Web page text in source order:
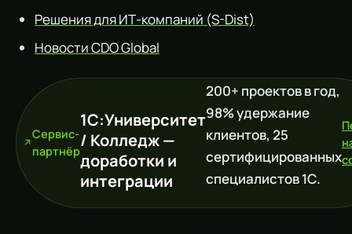
Решения для ИТ-компаний (S-Dist)
Новости CDO Global
Сервис-
партнёр
1С:Университет
/ Колледж —
доработки и
интеграции
200+ проектов в год,
98% удержание
клиентов, 25
сертифицированных
специалистов 1С.